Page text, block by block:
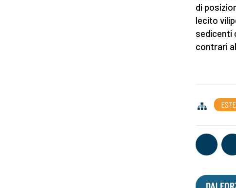
di
lecito
sedicenti
contrari